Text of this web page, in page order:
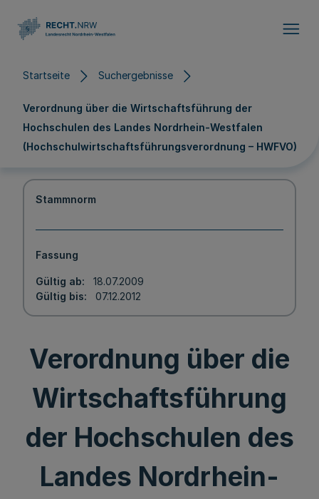
Startseite Suchergebnisse
Verordnung über die Wirtschaftsführung der
Hochschulen des Landes Nordrhein-Westfalen
(Hochschulwirtschaftsführungsverordnung – HWFVO)
Stammnorm
Fassung
Gültig ab
18.07.2009
Gültig bis
07.12.2012
Verordnung über die
Wirtschaftsführung
der Hochschulen des
Landes Nordrhein-